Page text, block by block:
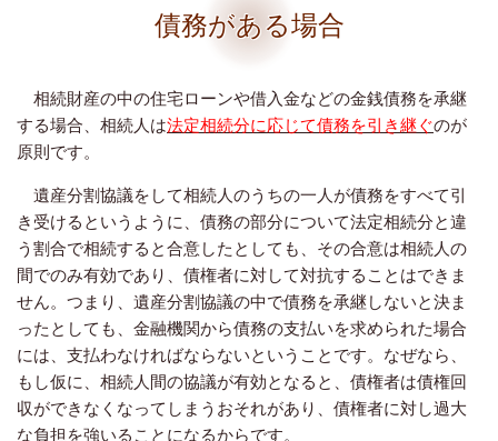
債務がある場合
相続財産の中の住宅ローンや借入金などの金銭債務を承継
する場合、相続人は法定相続分に応じて債務を引き継ぐのが
原則です。
遺産分割協議をして相続人のうちの一人が債務をすべて引
き受けるというように、債務の部分について法定相続分と違
う割合で相続すると合意したとしても、その合意は相続人の
間でのみ有効であり、債権者に対して対抗することはできま
せん。つまり、遺産分割協議の中で債務を承継しないと決ま
ったとしても、金融機関から債務の支払いを求められた場合
には、支払わなければならないということです。なぜなら、
もし仮に、相続人間の協議が有効となると、債権者は債権回
収ができなくなってしまうおそれがあり、債権者に対し過大
な負担を強いることになるからです。